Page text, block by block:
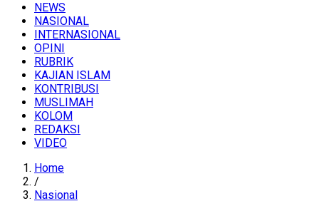
NEWS
NASIONAL
INTERNASIONAL
OPINI
RUBRIK
KAJIAN ISLAM
KONTRIBUSI
MUSLIMAH
KOLOM
REDAKSI
VIDEO
Home
/
Nasional